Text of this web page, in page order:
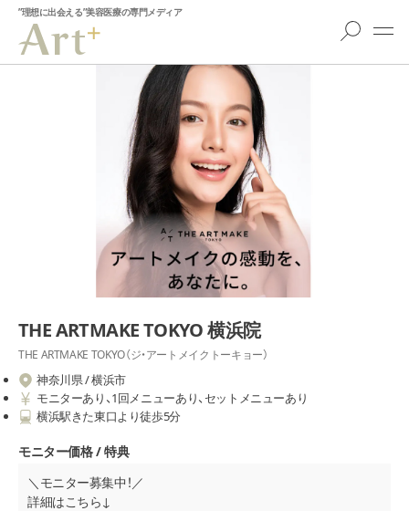
”理想に出会える”美容医療の専門メディア
THE ARTMAKE TOKYO 横浜院
THE ARTMAKE TOKYO（ジ・アートメイクトーキョー）
神奈川県 / 横浜市
モニターあり、1回メニューあり、セットメニューあり
横浜駅きた東口より徒歩5分
モニター価格 / 特典
＼モニター募集中！／
詳細はこちら↓